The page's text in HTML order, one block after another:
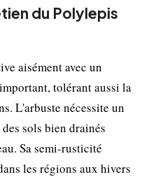
du Polylepis
aisément avec un
tolérant aussi la
L'arbuste nécessite un
sols bien drainés
Sa semi-rusticité
les régions aux hivers